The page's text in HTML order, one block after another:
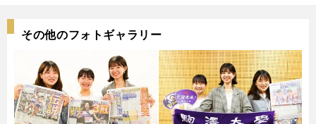
その他のフォトギャラリー